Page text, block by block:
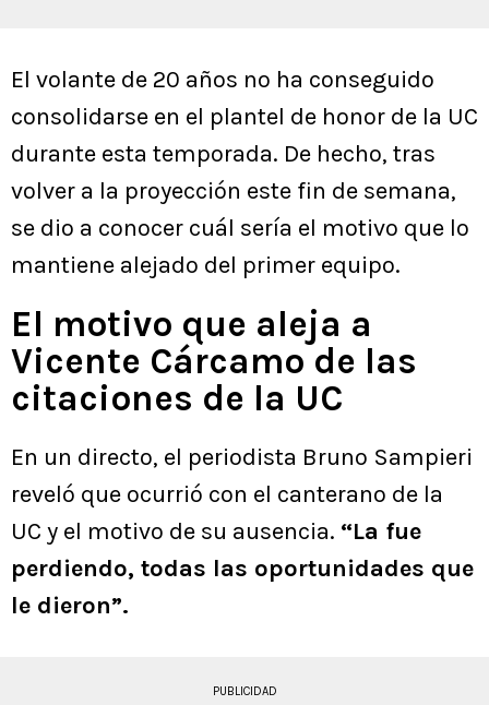
El volante de 20 años no ha conseguido
consolidarse en el plantel de honor de la UC
durante esta temporada. De hecho, tras
volver a la proyección este fin de semana,
se dio a conocer cuál sería el motivo que lo
mantiene alejado del primer equipo.
El motivo que aleja a
Vicente Cárcamo de las
citaciones de la UC
En un directo, el periodista Bruno Sampieri
reveló que ocurrió con el canterano de la
UC y el motivo de su ausencia. “La fue
perdiendo, todas las oportunidades que
le dieron”.
PUBLICIDAD